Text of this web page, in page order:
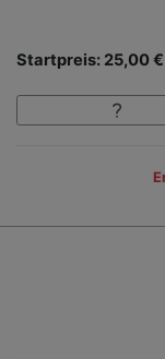
Startpreis: 25,00 €